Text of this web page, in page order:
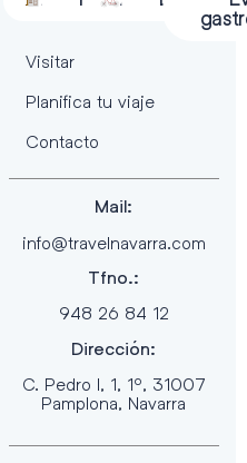
Visitar
Planifica tu viaje
Contacto
Mail:
info@travelnavarra.com
Tfno.:
948 26 84 12
Dirección:
C. Pedro I, 1, 1º, 31007
Pamplona, Navarra